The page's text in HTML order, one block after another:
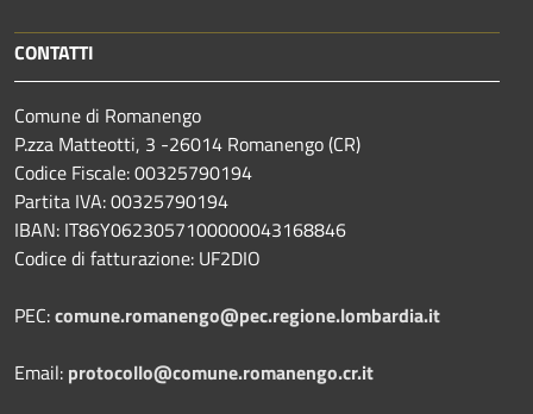
CONTATTI
Comune di Romanengo
P.zza Matteotti, 3 -26014 Romanengo (CR)
Codice Fiscale: 00325790194
Partita IVA: 00325790194
IBAN: IT86Y0623057100000043168846
Codice di fatturazione: UF2DIO
PEC:comune.romanengo@pec.regione.lombardia.it
Email: protocollo@comune.romanengo.cr.it